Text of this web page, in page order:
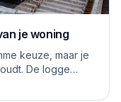
je woning
keuze, maar je
De logge